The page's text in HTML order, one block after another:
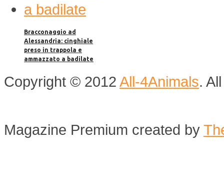
Bracconaggio ad
Alessandria: cinghiale
preso in trappola e
ammazzato a badilate
Copyright © 2012 All-4Animals.
Magazine Premium created by